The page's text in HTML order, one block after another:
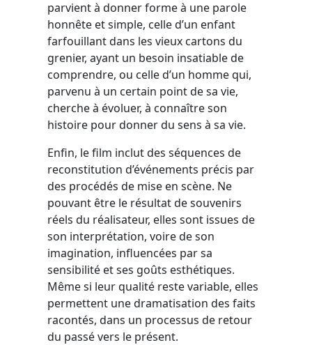
parvient à donner forme à une parole
honnête et simple, celle d’un enfant
farfouillant dans les vieux cartons du
grenier, ayant un besoin insatiable de
comprendre, ou celle d’un homme qui,
parvenu à un certain point de sa vie,
cherche à évoluer, à connaître son
histoire pour donner du sens à sa vie.
Enfin, le film inclut des séquences de
reconstitution d’événements précis par
des procédés de mise en scène. Ne
pouvant être le résultat de souvenirs
réels du réalisateur, elles sont issues de
son interprétation, voire de son
imagination, influencées par sa
sensibilité et ses goûts esthétiques.
Même si leur qualité reste variable, elles
permettent une dramatisation des faits
racontés, dans un processus de retour
du passé vers le présent.